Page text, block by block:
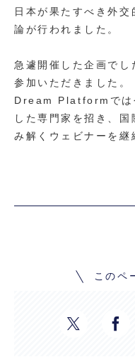
日本が果たすべき外
論が行われました。
急遽開催した企画でし
参加いただきました。
Dream Platformでは
した専門家を招き、
み解くウェビナーを継
このペ